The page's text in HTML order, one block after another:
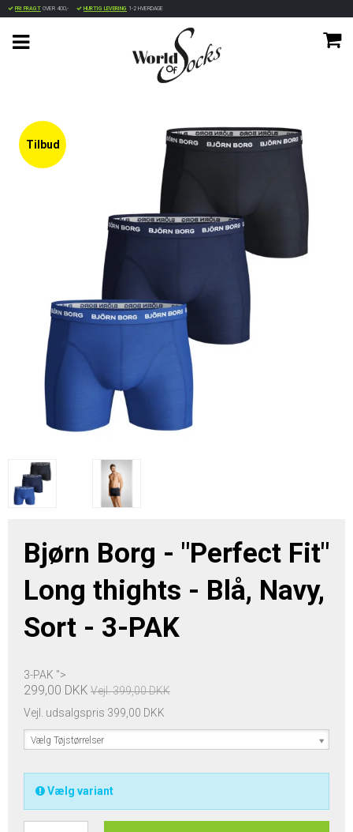
FRI FRAGT OVER 400,- HURTIG LEVERING 1-2 HVERDAGE
Tilbud
Bjørn Borg - "Perfect Fit"
Long thights - Blå, Navy,
Sort - 3-PAK
3-PAK ">
299,00 DKK Vejl. 399,00 DKK
Vejl. udsalgspris 399,00 DKK
Vælg Tøjstørrelser
Vælg variant